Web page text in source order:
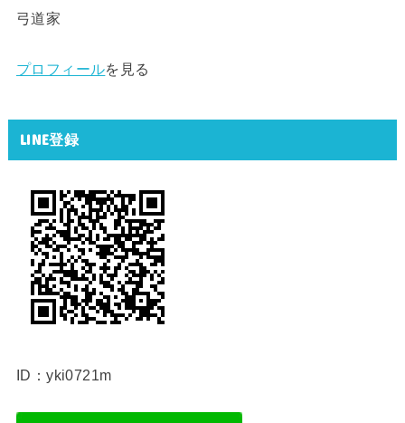
弓道家
プロフィールを見る
LINE登録
ID：yki0721m